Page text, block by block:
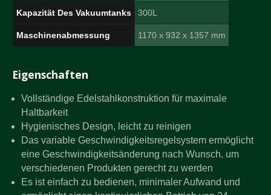
Kapazität Des Vakuumtanks 300L
Maschinenabmessung 1170 x 932 x 1357 mm
Eigenschaften
Vollständige Edelstahlkonstruktion für maximale
Haltbarkeit
Hygienisches Design, leicht zu reinigen
Das variable Geschwindigkeitsregelsystem ermöglicht
eine Geschwindigkeitsänderung nach Wunsch, um
verschiedenen Produkten gerecht zu werden
Es ist einfach zu bedienen, minimaler Aufwand und